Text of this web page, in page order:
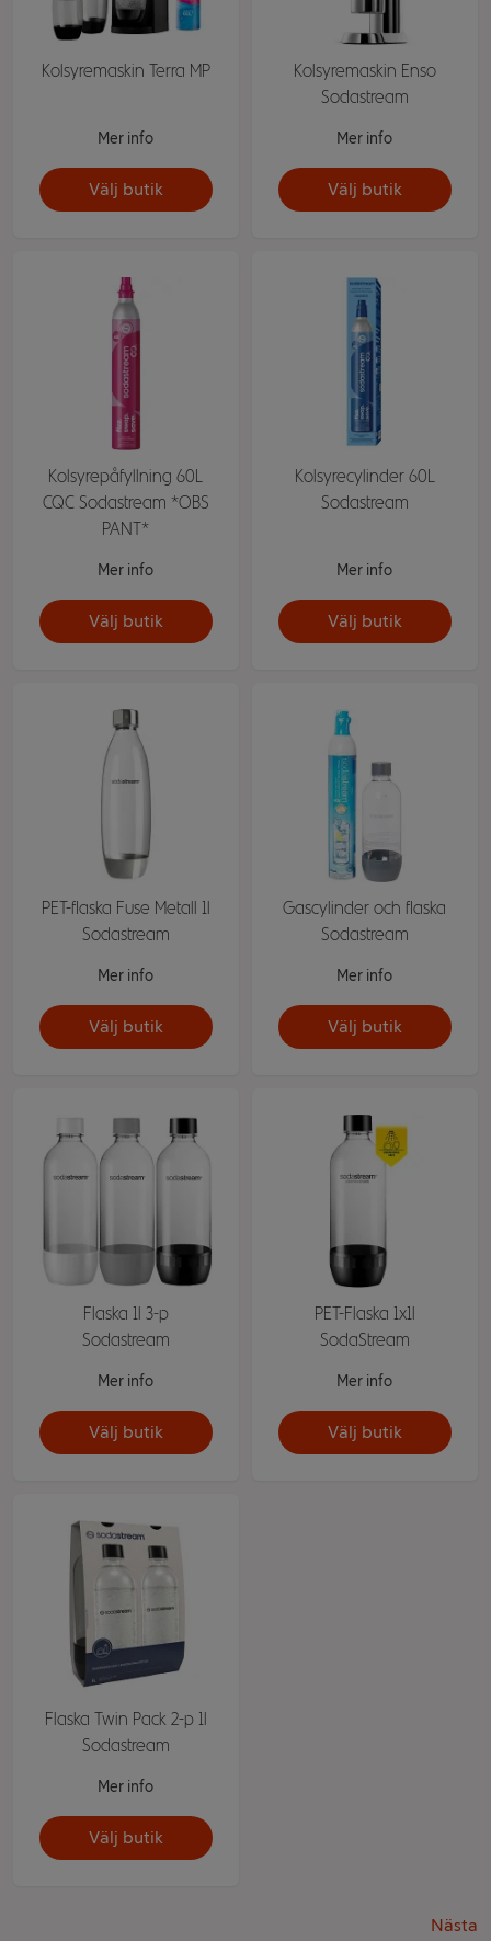
Kolsyremaskin Terra MP
Mer info
Välj butik
Kolsyremaskin Enso
Sodastream
Mer info
Välj butik
Kolsyrepåfyllning 60L
CQC Sodastream *OBS
PANT*
Mer info
Välj butik
Kolsyrecylinder 60L
Sodastream
Mer info
Välj butik
PET-flaska Fuse Metall 1l
Sodastream
Mer info
Välj butik
Gascylinder och flaska
Sodastream
Mer info
Välj butik
Flaska 1l 3-p
Sodastream
Mer info
Välj butik
PET-Flaska 1x1l
SodaStream
Mer info
Välj butik
Flaska Twin Pack 2-p 1l
Sodastream
Mer info
Välj butik
Nästa